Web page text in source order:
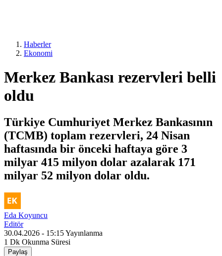
Haberler
Ekonomi
Merkez Bankası rezervleri belli
oldu
Türkiye Cumhuriyet Merkez Bankasının
(TCMB) toplam rezervleri, 24 Nisan
haftasında bir önceki haftaya göre 3
milyar 415 milyon dolar azalarak 171
milyar 52 milyon dolar oldu.
Eda Koyuncu
Editör
30.04.2026 - 15:15Yayınlanma
1 Dk Okunma Süresi
Paylaş